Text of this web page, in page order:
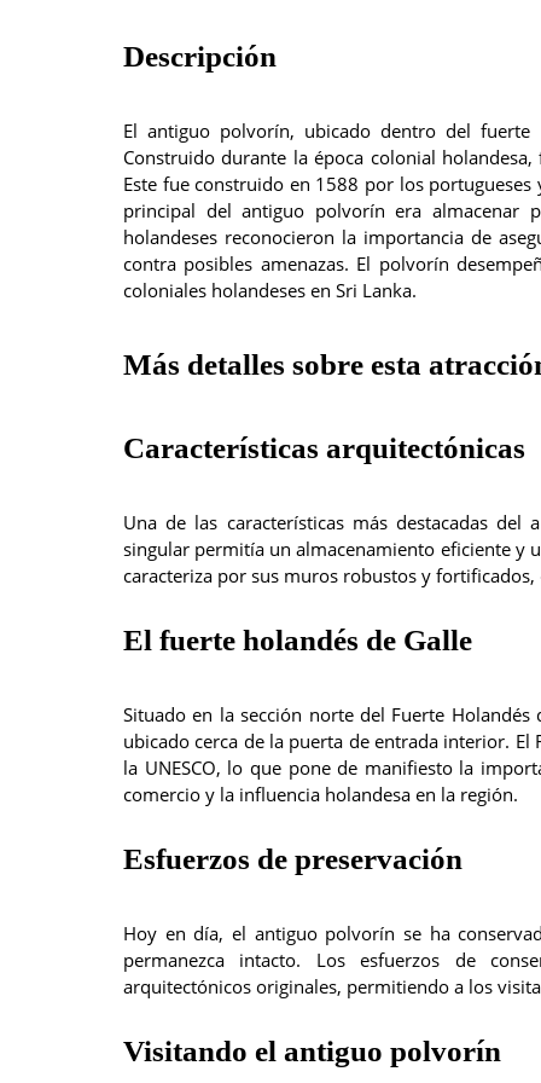
Descripción
El antiguo polvorín, ubicado dentro del
Construido durante la época colonial
Este fue construido en 1588 por los
principal del antiguo polvorín era almacenar
holandeses reconocieron la importancia de
contra posibles amenazas. El polvorín
coloniales holandeses en Sri Lanka.
Más detalles sobre esta
Características arquitectónicas
Una de las características más destacadas del
singular permitía un almacenamiento eficiente y
caracteriza por sus muros robustos y
El fuerte holandés de Galle
Situado en la sección norte del Fuerte
ubicado cerca de la puerta de entrada interior.
la UNESCO, lo que pone de manifiesto la
comercio y la influencia holandesa en la región.
Esfuerzos de preservación
Hoy en día, el antiguo polvorín se ha
permanezca intacto. Los esfuerzos de
arquitectónicos originales, permitiendo a los
Visitando el antiguo polvorín